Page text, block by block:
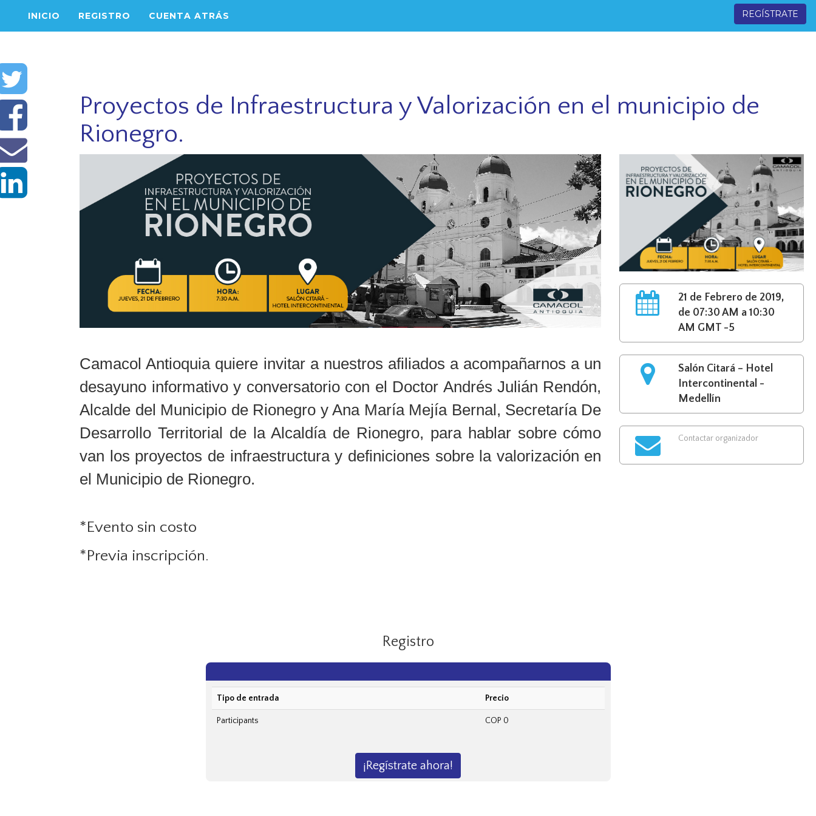
INICIO REGISTRO CUENTA ATRÁS REGÍSTRATE
Proyectos de Infraestructura y Valorización en el municipio de
Rionegro.
Camacol Antioquia quiere invitar a nuestros afiliados a acompañarnos a un
desayuno informativo y conversatorio con el Doctor Andrés Julián Rendón,
Alcalde del Municipio de Rionegro y Ana María Mejía Bernal, Secretaría De
Desarrollo Territorial de la Alcaldía de Rionegro, para hablar sobre cómo
van los proyectos de infraestructura y definiciones sobre la valorización en
el Municipio de Rionegro.
*Evento sin costo
*Previa inscripción.
21 de Febrero de 2019,
de 07:30 AM a 10:30
AM GMT -5
Salón Citará – Hotel
Intercontinental -
Medellín
Contactar organizador
Registro
Tipo de entrada Precio
Participants COP 0
¡Regístrate ahora!